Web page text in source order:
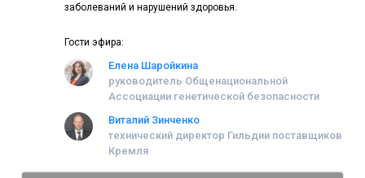
заболеваний и нарушений здоровья.
Гости эфира:
Елена Шаройкина
руководитель Общенациональной
Ассоциации генетической безопасности
Виталий Зинченко
технический директор Гильдии поставщиков
Кремля